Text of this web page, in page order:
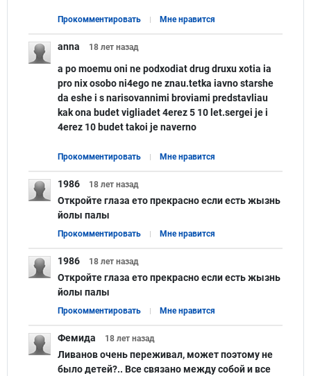
Прокомментировать Мне нравится
anna 18 лет назад
a po moemu oni ne podxodiat drug druxu xotia ia
pro nix osobo ni4ego ne znau.tetka iavno starshe
da eshe i s narisovannimi broviami predstavliau
kak ona budet vigliadet 4erez 5 10 let.sergei je i
4erez 10 budet takoi je naverno
Прокомментировать Мне нравится
1986 18 лет назад
Откройте глаза ето прекрасно если есть жызнь
йолы палы
Прокомментировать Мне нравится
1986 18 лет назад
Откройте глаза ето прекрасно если есть жызнь
йолы палы
Прокомментировать Мне нравится
Фемида 18 лет назад
Ливанов очень переживал, может поэтому не
было детей?.. Все связано между собой и все